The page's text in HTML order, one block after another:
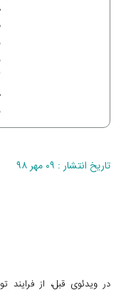
تاریخ انتشار : ۰۹ مهر ۹۸
در ویدئوی قبل، از